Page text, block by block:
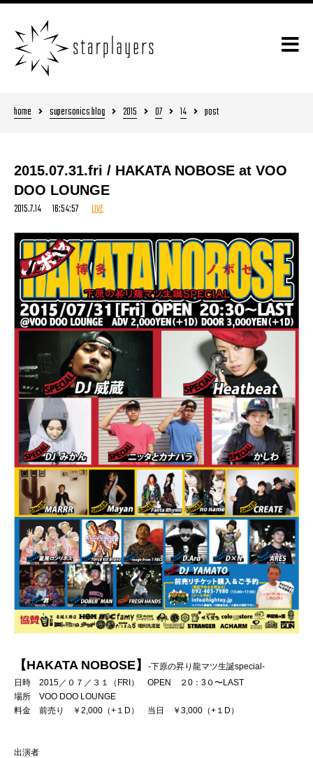
home supersonics blog 2015 07 14 post
2015.07.31.fri / HAKATA NOBOSE at VOO
DOO LOUNGE
2015.7.14 16:54:57 LIVE
【HAKATA NOBOSE】
-下原の昇り龍マツ生誕special-
日時 2015／０７／３１（FRI） OPEN ２0：3０〜LAST
場所 VOO DOO LOUNGE
料金 前売り ￥2,000（+１D） 当日 ￥3,000（+１D）
出演者